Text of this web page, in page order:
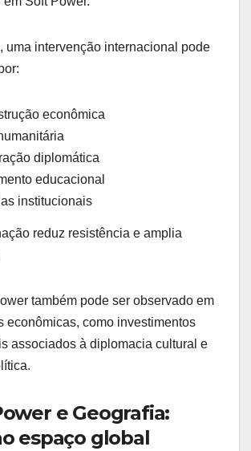
uma intervenção internacional pode
econômica
diplomática
educacional
institucionais
reduz resistência e amplia
também pode ser observado em
econômicas, como investimentos
associados à diplomacia cultural e
e Geografia:
espaço global